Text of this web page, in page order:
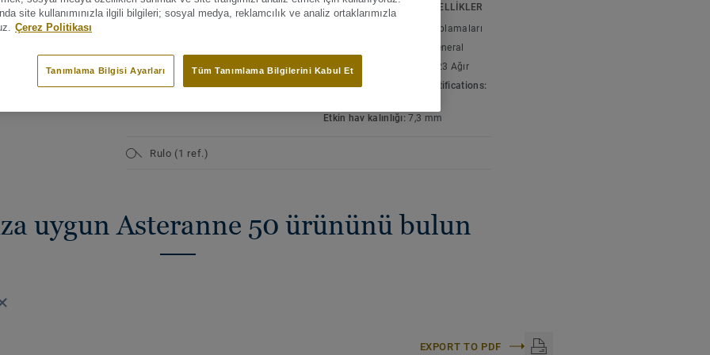
halı ve parça halı olarak mevcuttur.
ANA ÖZELLİKLER
halı olarak mevcuttur
TEKNIK VE ÇEVRESEL ÖZELLIKLER
Tekstil zemin kaplamaları
32 General
Konut için sınıflandırma:
23 Ağır
Quality & environment certifications:
Etkin hav kalınlığı:7,3 mm
Rulo (1 ref.)
uygun Asteranne 50 ürününü bulun
EXPORT TO PDF
site kullanımınızla ilgili bilgileri; sosyal medya, reklamcılık ve analiz ortaklarımızla
Çerez Politikası
Tüm Tanımlama Bilgilerini Kabul Et
Tanımlama Bilgisi Ayarları